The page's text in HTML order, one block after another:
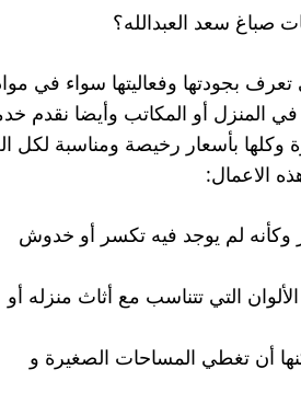
صباغ سعد العبدالله؟
بجودتها وفعاليتها سواء في
المنزل أو المكاتب وأيضا نقدم
بأسعار رخيصة ومناسبة لكل
الاعمال:
وكأنه لم يوجد فيه تكسر أو خدوش
التي تتناسب مع أثاث منزله أو
أن تغطي المساحات الصغيرة و